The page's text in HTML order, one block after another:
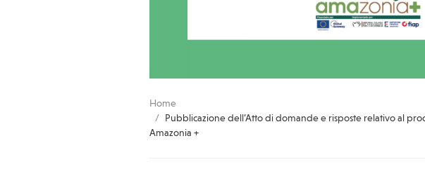
Home
Pubblicazione dell’Atto di domande e risposte relativo al
Amazonia +